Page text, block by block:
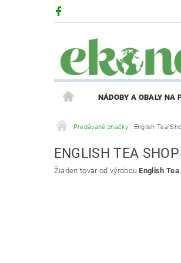
NÁDOBY A OBALY NA
PRODUKTY V ZĽAVE
REGISTRÁCIA AFFILIATE
Predávané značky English Tea
ENGLISH TEA SHOP
Žiaden tovar od výrobcuEnglish Tea